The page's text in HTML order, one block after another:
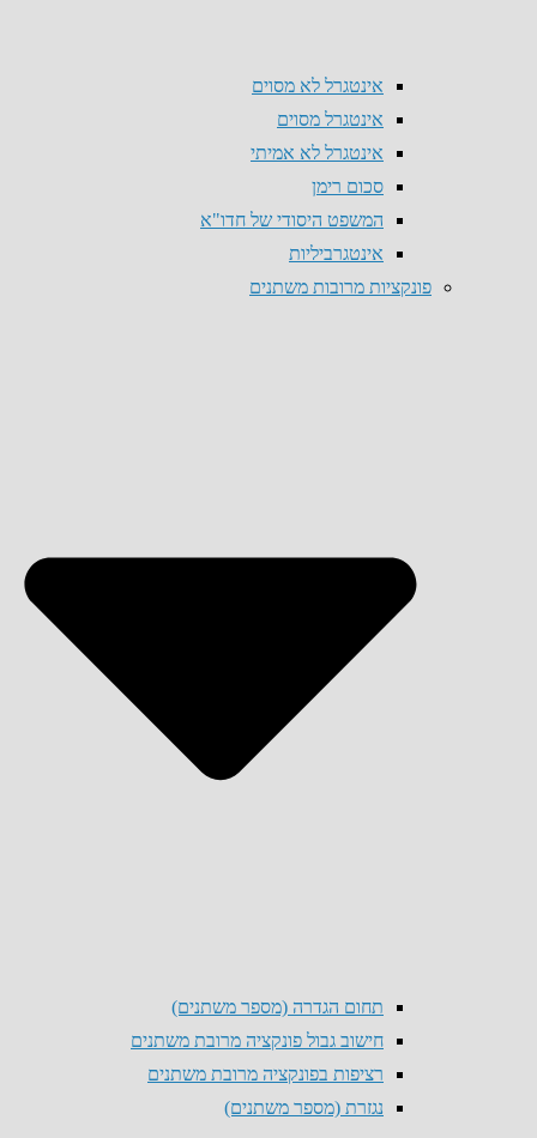
אינטגרל לא מסוים
אינטגרל מסוים
אינטגרל לא אמיתי
סכום רימן
המשפט היסודי של חדו"א
אינטגרביליות
פונקציות מרובות משתנים
תחום הגדרה (מספר משתנים)
חישוב גבול פונקציה מרובת משתנים
רציפות בפונקציה מרובת משתנים
נגזרת (מספר משתנים)